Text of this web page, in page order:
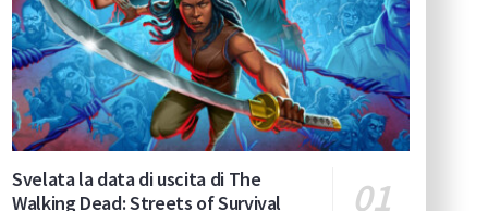
Svelata la data di uscita di The
Walking Dead: Streets of Survival